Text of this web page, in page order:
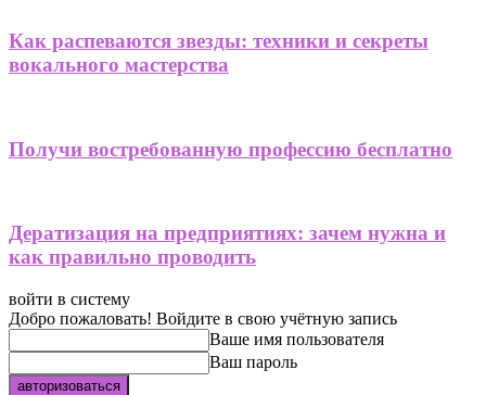
Как распеваются звезды: техники и секреты
вокального мастерства
Получи востребованную профессию бесплатно
Дератизация на предприятиях: зачем нужна и
как правильно проводить
войти в систему
Добро пожаловать! Войдите в свою учётную запись
Ваше имя пользователя
Ваш пароль